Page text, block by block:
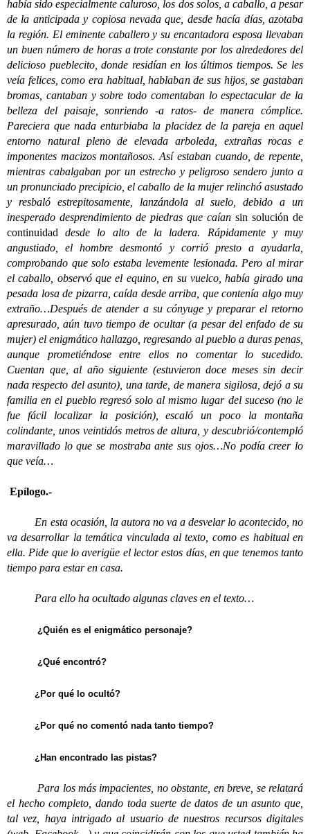
había sido especialmente caluroso, los dos solos, a caballo, a pesar
de la anticipada y copiosa nevada que, desde hacía días, azotaba
la región. El eminente caballero y su encantadora esposa llevaban
un buen número de horas a trote constante por los alrededores del
delicioso pueblecito, donde residían en los últimos tiempos. Se les
veía felices, como era habitual, hablaban de sus hijos, se gastaban
bromas, cantaban y sobre todo comentaban lo espectacular de la
belleza del paisaje, sonriendo -a ratos- de manera cómplice.
Pareciera que nada enturbiaba la placidez de la pareja en aquel
entorno natural pleno de elevada arboleda, extrañas rocas e
imponentes macizos montañosos. Así estaban cuando, de repente,
mientras cabalgaban por un estrecho y peligroso sendero junto a
un pronunciado precipicio, el caballo de la mujer relinchó asustado
y resbaló estrepitosamente, lanzándola al suelo, debido a un
inesperado desprendimiento de piedras que caían sin solución de
continuidad desde lo alto de la ladera. Rápidamente y muy
angustiado, el hombre desmontó y corrió presto a ayudarla,
comprobando que solo estaba levemente lesionada. Pero al mirar
el caballo, observó que el equino, en su vuelco, había girado una
pesada losa de pizarra, caída desde arriba, que contenía algo muy
extraño…Después de atender a su cónyuge y preparar el retorno
apresurado, aún tuvo tiempo de ocultar (a pesar del enfado de su
mujer) el enigmático hallazgo, regresando al pueblo a duras penas,
aunque prometiéndose entre ellos no comentar lo sucedido.
Cuentan que, al año siguiente (estuvieron doce meses sin decir
nada respecto del asunto), una tarde, de manera sigilosa, dejó a su
familia en el pueblo regresó solo al mismo lugar del suceso (no le
fue fácil localizar la posición), escaló un poco la montaña
colindante, unos veintidós metros de altura, y descubrió/contempló
maravillado lo que se mostraba ante sus ojos…No podía creer lo
que veía…
Epílogo.-
En esta ocasión, la autora no va a desvelar lo acontecido, no
va desarrollar la temática vinculada al texto, como es habitual en
ella. Pide que lo averigüe el lector estos días, en que tenemos tanto
tiempo para estar en casa.
Para ello ha ocultado algunas claves en el texto…
¿Quién es el enigmático personaje?
¿Qué encontró?
¿Por qué lo ocultó?
¿Por qué no comentó nada tanto tiempo?
¿Han encontrado las pistas?
Para los más impacientes, no obstante, en breve, se relatará
el hecho completo, dando toda suerte de datos de un asunto que,
tal vez, haya intrigado al usuario de nuestros recursos digitales